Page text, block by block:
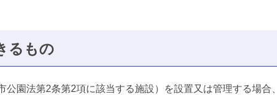
るもの
園法第2条第2項に該当する施設）を設置又は管理する場合、